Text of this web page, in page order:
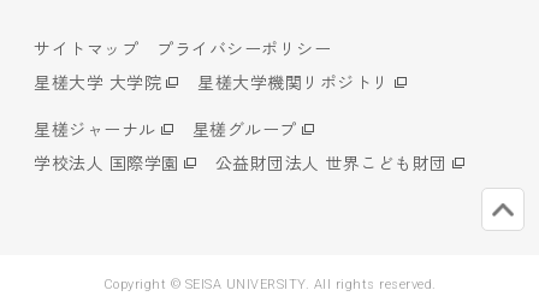
サイトマップ
プライバシーポリシー
星槎大学 大学院
星槎大学機関リポジトリ
星槎ジャーナル
星槎グループ
学校法人 国際学園
公益財団法人 世界こども財団
Copyright © SEISA UNIVERSITY. All rights reserved.